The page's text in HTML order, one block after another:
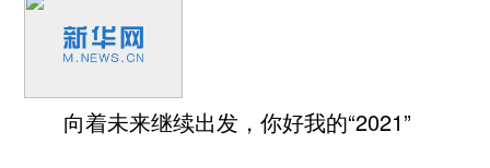
向着未来继续出发，你好我的“2021”